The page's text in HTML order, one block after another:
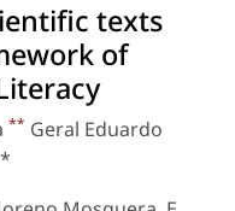
texts
of
** Geral Eduardo